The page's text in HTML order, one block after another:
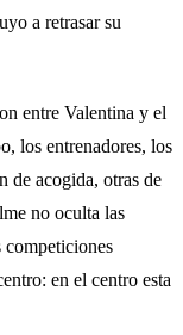
a retrasar su
entre Valentina y el
los entrenadores, los
de acogida, otras de
no oculta las
competiciones
en el centro esta